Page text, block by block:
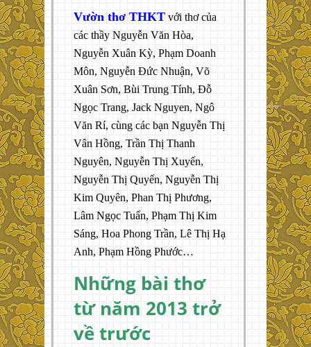
Vườn thơ THKT với thơ của
các thầy Nguyễn Văn Hòa,
Nguyễn Xuân Kỳ, Phạm Doanh
Môn, Nguyễn Đức Nhuận, Võ
Xuân Sơn, Bùi Trung Tính, Đỗ
Ngọc Trang, Jack Nguyen, Ngô
Văn Rí, cùng các bạn Nguyễn Thị
Vân Hồng, Trần Thị Thanh
Nguyên, Nguyễn Thị Xuyến,
Nguyễn Thị Quyến, Nguyễn Thị
Kim Quyên, Phan Thị Phương,
Lâm Ngọc Tuấn, Phạm Thị Kim
Sáng, Hoa Phong Trần, Lê Thị Hạ
Anh, Phạm Hồng Phước…
Những bài thơ
từ năm 2013 trở
về trước